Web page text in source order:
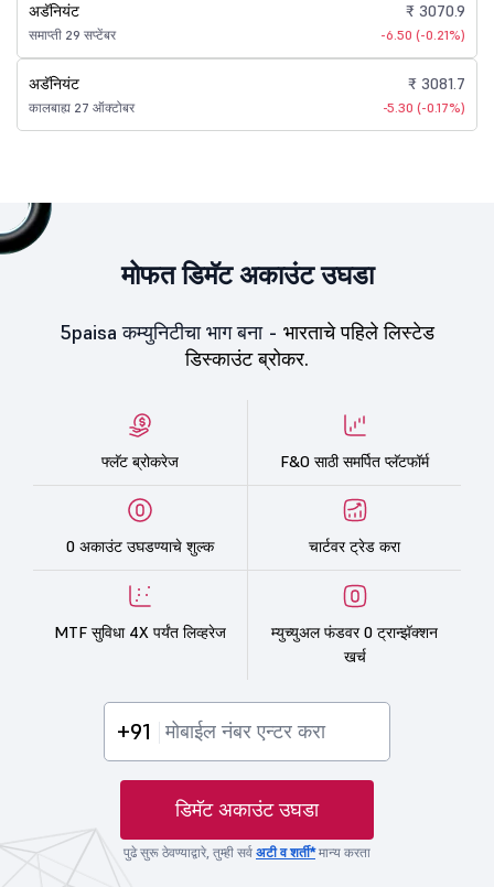
अडॅनियंट
समाप्ती 29 सप्टेंबर
₹ 3070.9
-6.50 (-0.21%)
अडॅनियंट
कालबाह्य 27 ऑक्टोबर
₹ 3081.7
-5.30 (-0.17%)
मोफत डिमॅट अकाउंट उघडा
5paisa कम्युनिटीचा भाग बना - भारताचे पहिले लिस्टेड
डिस्काउंट ब्रोकर.
फ्लॅट ब्रोकरेज F&O साठी समर्पित प्लॅटफॉर्म
0 अकाउंट उघडण्याचे शुल्क चार्टवर ट्रेड करा
MTF सुविधा 4X पर्यंत लिव्हरेज
म्युच्युअल फंडवर 0 ट्रान्झॅक्शन
खर्च
+91
डिमॅट अकाउंट उघडा
पुढे सुरू ठेवण्याद्वारे, तुम्ही सर्व अटी व शर्ती*मान्य करता